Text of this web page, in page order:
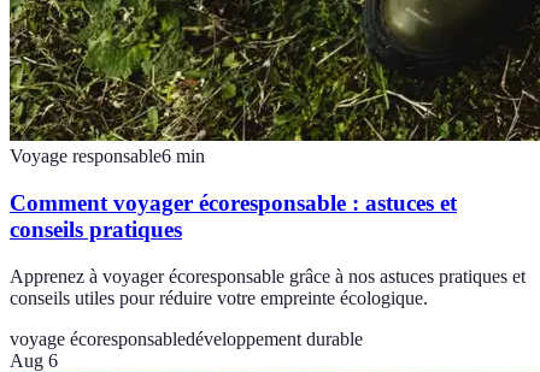
Voyage responsable6 min
Comment voyager écoresponsable : astuces et
conseils pratiques
Apprenez à voyager écoresponsable grâce à nos astuces pratiques et
conseils utiles pour réduire votre empreinte écologique.
voyage écoresponsabledéveloppement durable
Aug 6